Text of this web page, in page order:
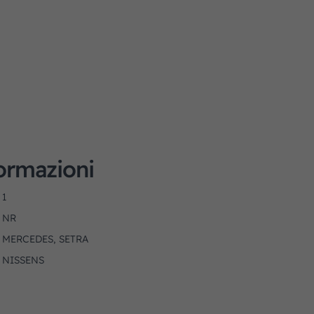
1
NR
MERCEDES, SETRA
NISSENS